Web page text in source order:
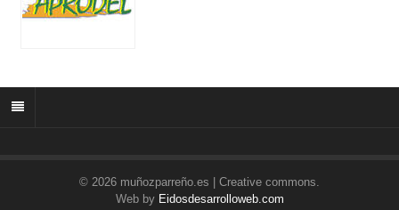
© 2026 muñozparreño.es | Creative commons.
Web by Eidosdesarrolloweb.com